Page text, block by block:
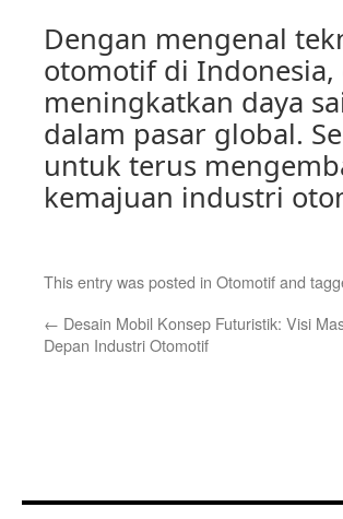
Dengan mengenal
otomotif di
meningkatkan daya
dalam pasar global.
untuk terus
kemajuan industri
This entry was posted in Otomotifand
← Desain Mobil Konsep Futuristik: Visi
Depan Industri Otomotif